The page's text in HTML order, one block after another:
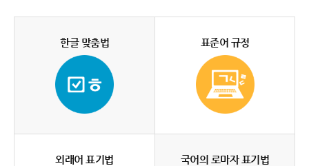
한글 맞춤법 표준어 규정
외래어 표기법 국어의 로마자 표기법